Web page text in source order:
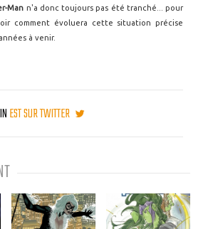
Man n'a donc toujours pas été tranché... pour
comment évoluera cette situation précise
à venir.
EST SUR TWITTER